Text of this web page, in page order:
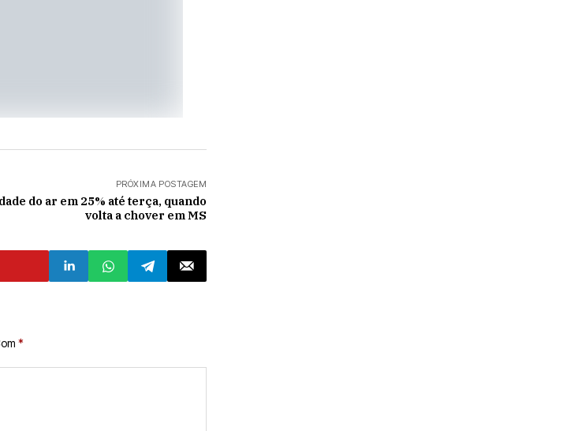
PRÓXIMA POSTAGEM
do ar em 25% até terça, quando
volta a chover em MS
*